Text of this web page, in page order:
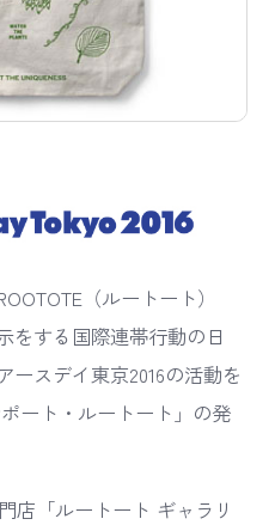
（ルートート）
をする国際連帯行動の日
ースデイ東京2016の活動を
ート・ルートート」の発
店「ルートート ギャラリ